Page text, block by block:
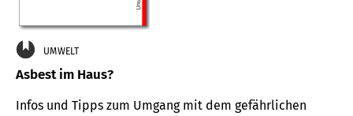
UMWELT
Asbest im Haus?
Infos und Tipps zum Um­gang mit dem ge­fähr­lichen